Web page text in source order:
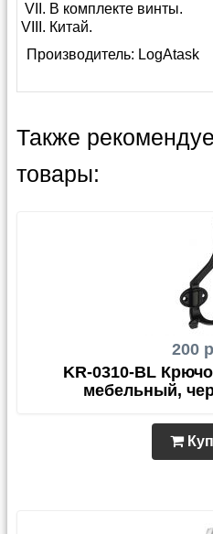
В комплекте винты.
Китай.
Производитель: LogAtask
Также
товары:
200
KR-0310-BL
мебельный,